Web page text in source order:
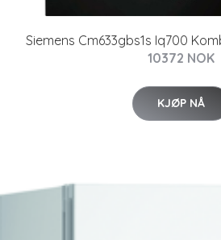
Siemens Cm633gbs1s Iq700
10372 NOK
KJØP NÅ